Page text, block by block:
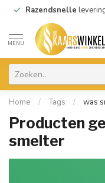
Razendsnelle
MENU
Home / Tags / was
Producten
smelter